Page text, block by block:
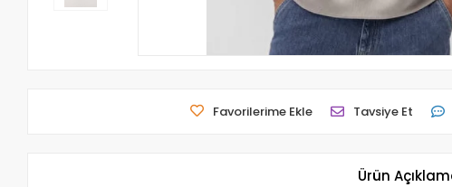
Favorilerime Ekle Tavsiye Et
Ürün